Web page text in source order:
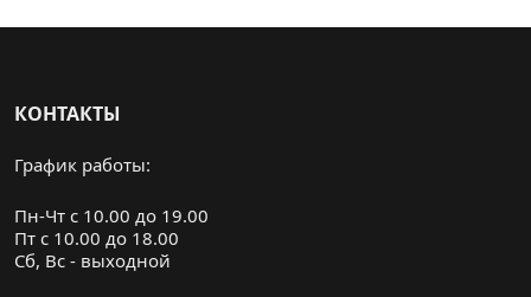
КОНТАКТЫ
График работы:
Пн-Чт с 10.00 до 19.00
Пт с 10.00 до 18.00
Cб, Вс - выходной